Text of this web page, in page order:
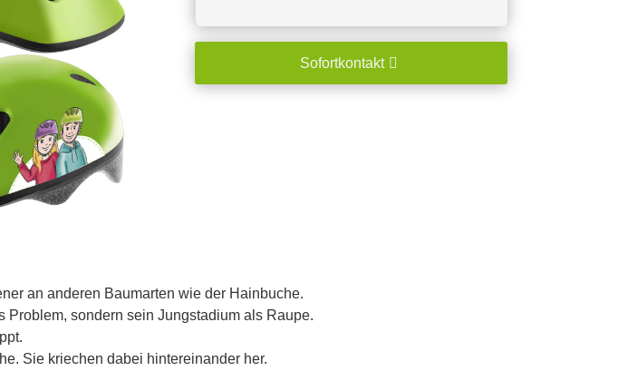
Sofortkontakt
an anderen Baumarten wie der Hainbuche.
Problem, sondern sein Jungstadium als Raupe.
Sie kriechen dabei hintereinander her.